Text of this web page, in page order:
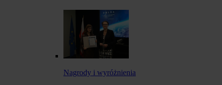
Nagrody i wyróżnienia